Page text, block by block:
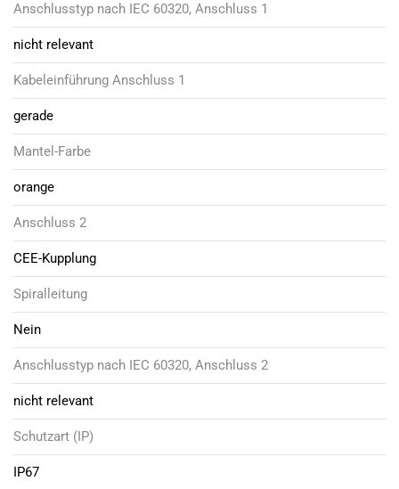
Anschlusstyp nach IEC 60320, Anschluss 1
nicht relevant
Kabeleinführung Anschluss 1
gerade
Mantel-Farbe
orange
Anschluss 2
CEE-Kupplung
Spiralleitung
Nein
Anschlusstyp nach IEC 60320, Anschluss 2
nicht relevant
Schutzart (IP)
IP67